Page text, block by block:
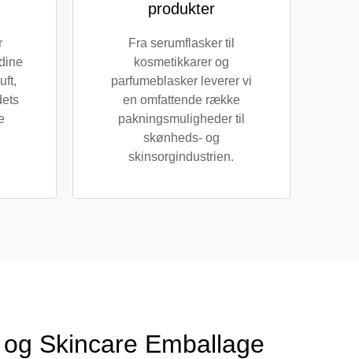
produkter
Fra serumflasker til
kosmetikkarer og
parfumeblasker leverer vi
en omfattende række
pakningsmuligheder til
skønheds- og
skinsorgindustrien.
Skincare Emballage